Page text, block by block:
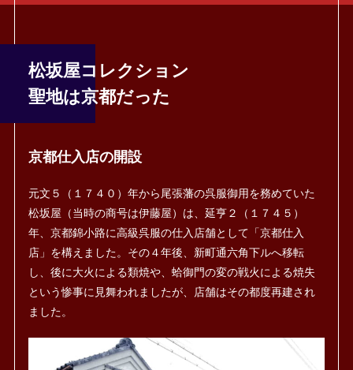
松坂屋コレクション
聖地は京都だった
京都仕入店の開設
元文５（１７４０）年から尾張藩の呉服御用を務めていた
松坂屋（当時の商号は伊藤屋）は、延亨２（１７４５）
年、京都錦小路に高級呉服の仕入店舗として「京都仕入
店」を構えました。その４年後、新町通六角下ルへ移転
し、後に大火による類焼や、蛤御門の変の戦火による焼失
という惨事に見舞われましたが、店舗はその都度再建され
ました。